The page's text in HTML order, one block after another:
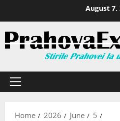
August 7,
Home 2026 June
5